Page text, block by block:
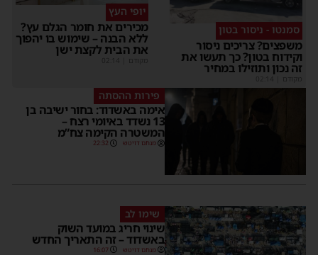
סמנטו - ניסור בטון
משפצים? צריכים ניסור
וקידוח בטון? כך תעשו את
זה נכון ותוזילו במחיר
מקודם
יופי העץ
מכירים את חומר הגלם עץ?
ללא הבנה – שימוש בו יהפוך
את הבית לקצת ישן
מקודם
פירות ההסתה
אימה באשדוד: בחור ישיבה בן
13 נשדד באיומי רצח –
המשטרה הקימה צח”מ
מנחם דויטש 22:32
שימו לב
שינוי חריג במועד השוק
באשדוד – זה התאריך החדש
מנחם דויטש 16:07